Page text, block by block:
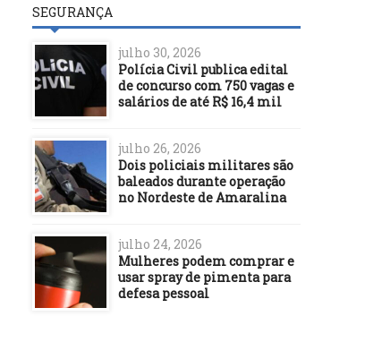
SEGURANÇA
julho 30, 2026
Polícia Civil publica edital
de concurso com 750 vagas e
salários de até R$ 16,4 mil
julho 26, 2026
Dois policiais militares são
baleados durante operação
no Nordeste de Amaralina
julho 24, 2026
Mulheres podem comprar e
usar spray de pimenta para
defesa pessoal